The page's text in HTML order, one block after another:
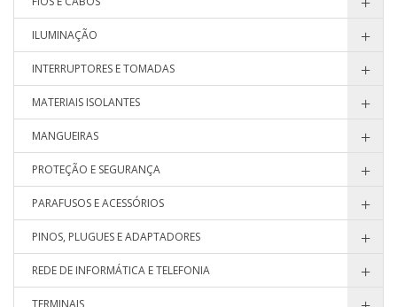
ILUMINAÇÃO
INTERRUPTORES E TOMADAS
MATERIAIS ISOLANTES
MANGUEIRAS
PROTEÇÃO E SEGURANÇA
PARAFUSOS E ACESSÓRIOS
PINOS, PLUGUES E ADAPTADORES
REDE DE INFORMÁTICA E TELEFONIA
TERMINAIS